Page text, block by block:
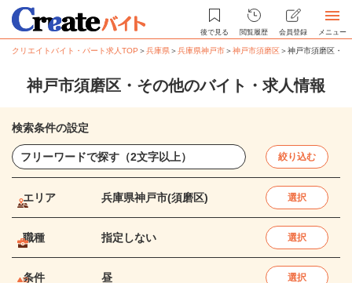
後で見る 閲覧履歴 会員登録 メニュー
クリエイトバイト・パート求人TOP ＞兵庫県＞兵庫県神戸市＞神戸市須磨区＞神戸市須磨区・
神戸市須磨区・その他のバイト・求人情報
検索条件の設定
絞り込む
エリア 兵庫県神戸市(須磨区) 選択
職種 指定しない 選択
条件 昼 選択